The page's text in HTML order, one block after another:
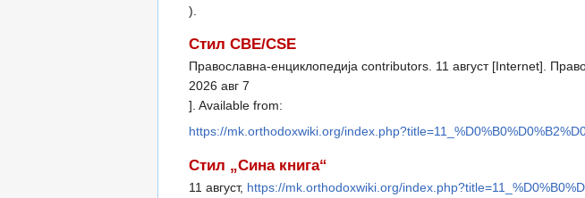
).
Стил CBE/CSE
Православна-енциклопедија contributors. 11 август [Internet].
2026 авг 7
]. Available from:
https://mk.orthodoxwiki.org/
Стил „Сина книга“
11 август, https://mk.orthodoxwiki.org/